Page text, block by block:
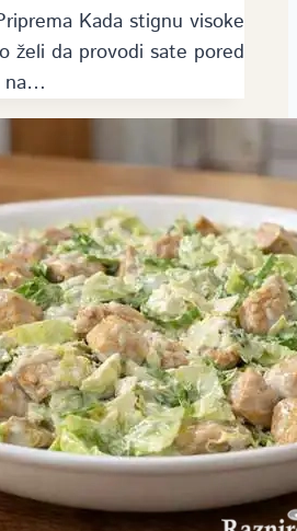
Kada stignu visoke
želi da provodi sate pored
na…